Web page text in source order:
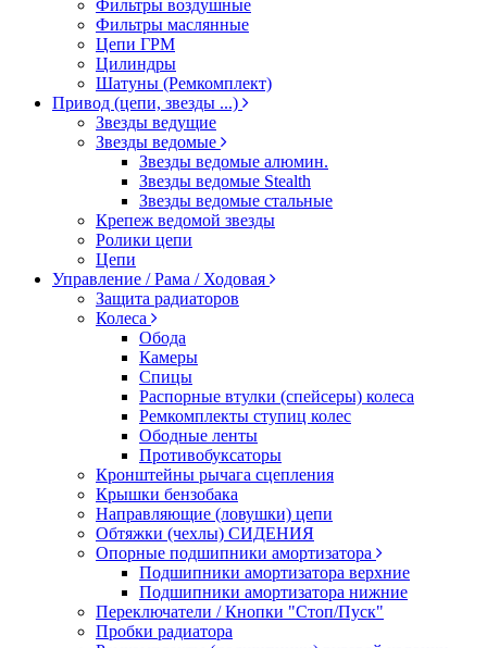
Фильтры воздушные
Фильтры маслянные
Цепи ГРМ
Цилиндры
Шатуны (Ремкомплект)
Привод (цепи, звезды ...)
Звезды ведущие
Звезды ведомые
Звезды ведомые алюмин.
Звезды ведомые Stealth
Звезды ведомые стальные
Крепеж ведомой звезды
Ролики цепи
Цепи
Управление / Рама / Ходовая
Защита радиаторов
Колеса
Обода
Камеры
Спицы
Распорные втулки (спейсеры) колеса
Ремкомплекты ступиц колес
Ободные ленты
Противобуксаторы
Кронштейны рычага сцепления
Крышки бензобака
Направляющие (ловушки) цепи
Обтяжки (чехлы) СИДЕНИЯ
Опорные подшипники амортизатора
Подшипники амортизатора верхние
Подшипники амортизатора нижние
Переключатели / Кнопки "Стоп/Пуск"
Пробки радиатора